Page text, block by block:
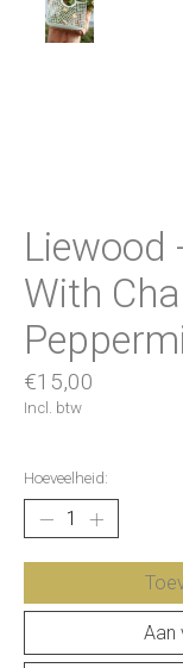
Liewood
With
€15,00
Incl. btw
Hoeveelheid:
Aan